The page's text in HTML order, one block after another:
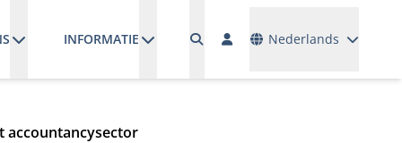
INFORMATIE Nederlands
accountancysector